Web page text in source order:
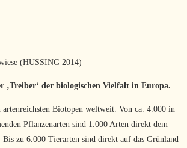
(HUSSING 2014)
‚Treiber‘ der biologischen Vielfalt in Europa.
artenreichsten Biotopen weltweit. Von ca. 4.000 in
Pflanzenarten sind 1.000 Arten direkt dem
zu 6.000 Tierarten sind direkt auf das Grünland